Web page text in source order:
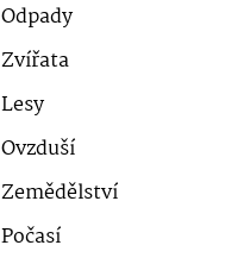
Odpady
Zvířata
Lesy
Ovzduší
Zemědělství
Počasí